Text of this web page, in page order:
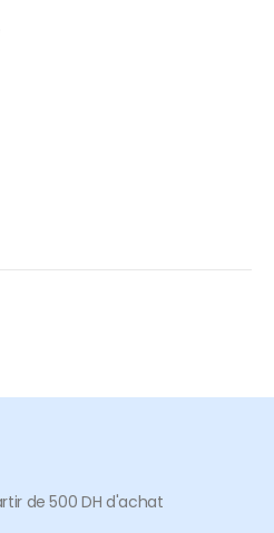
de 500 DH d'achat